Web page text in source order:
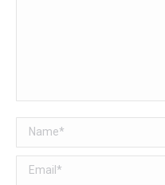
Name *
Email *